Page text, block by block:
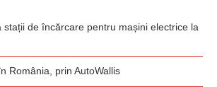
stații de încărcare pentru mașini electrice la
România, prin AutoWallis